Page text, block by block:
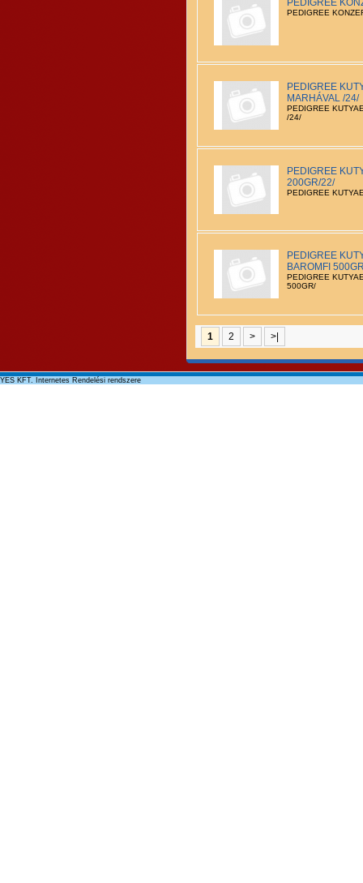
PEDIGREE
PEDIGREE
PEDIGREE
MARHÁVAL /24/
PEDIGREE
/24/
PEDIGREE
200GR/22/
PEDIGREE
PEDIGREE
BAROMFI
PEDIGREE
500GR/
1 2 > >|
YES KFT. Internetes Rendelési rendszere